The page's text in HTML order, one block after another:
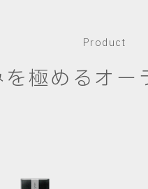
Product
極めるオー